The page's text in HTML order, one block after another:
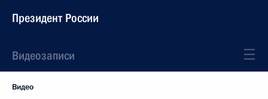
Президент России
Видеозаписи
Видео